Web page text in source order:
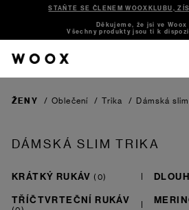
STAŇTE SE ČLENEM WOOXKLUBU,
Děkujeme, že jsi ve
Všechny produkty jsou ti k
ŽENY / Oblečení / Trika / Dámská
DÁMSKÁ SLIM TRIKA
KRÁTKÝ RUKÁV
TŘÍČTVRTEČNÍ RUKÁV